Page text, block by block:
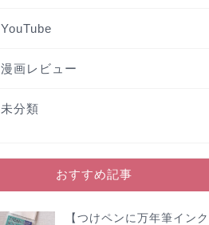
YouTube
漫画レビュー
未分類
おすすめ記事
【つけペンに万年筆インク